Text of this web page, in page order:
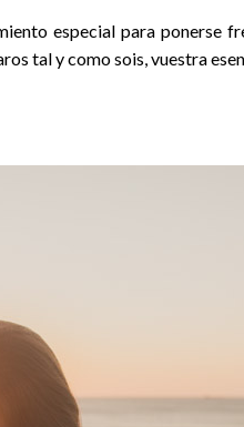
especial para ponerse
tal y como sois, vuestra